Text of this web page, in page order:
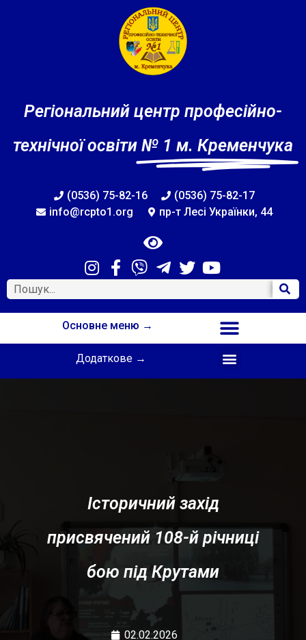
Регіональний центр професійно-
технічної освіти № 1 м. Кременчука
(0536) 75-82-16
(0536) 75-82-17
info@rcpto1.org
пр-т Лесі Українки, 44
Основне меню →
Додаткове →
Історичний захід
присвячений 108-й річниці
бою під Крутами
02.02.2026